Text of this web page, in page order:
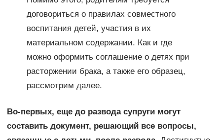
договориться о правилах совместного
воспитания детей, участия в их
материальном содержании. Как и где
можно оформить соглашение о детях при
расторжении брака, а также его образец,
рассмотрим далее.
Во-первых, еще до развода супруги могут
составить документ, решающий все вопросы,